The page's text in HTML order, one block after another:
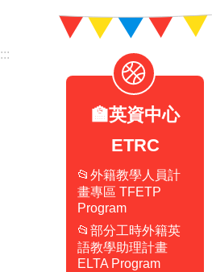
:::
🏫英資中心
ETRC
📂外籍教學人員計
畫專區 TFETP
Program
📂部分工時外籍英
語教學助理計畫
ELTA Program